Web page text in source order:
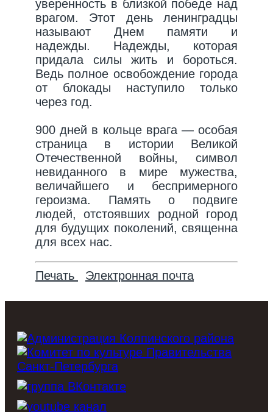
уверенность в близкой победе над
врагом. Этот день ленинградцы
называют Днем памяти и
надежды. Надежды, которая
придала силы жить и бороться.
Ведь полное освобождение города
от блокады наступило только
через год.
900 дней в кольце врага — особая
страница в истории Великой
Отечественной войны, символ
невиданного в мире мужества,
величайшего и беспримерного
героизма. Память о подвиге
людей, отстоявших родной город
для будущих поколений, священна
для всех нас.
Печать Электронная почта